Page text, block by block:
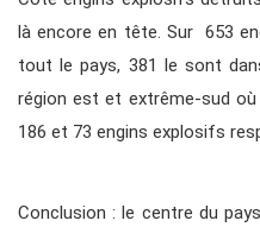
là encore en tête. Sur 653
tout le pays, 381 le sont
région est et extrême-sud où
186 et 73 engins explosifs
Conclusion : le centre du